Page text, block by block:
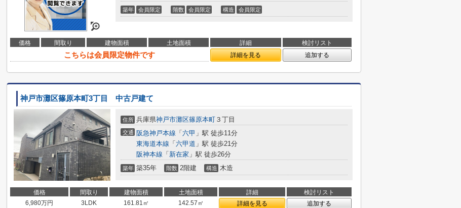
築年 会員限定 階数 会員限定 構造 会員限定
価格 間取り 建物面積 土地面積 詳細 検討リスト
こちらは会員限定物件です 詳細を見る 追加する
神戸市灘区篠原本町3丁目 中古戸建て
住所 兵庫県神戸市灘区篠原本町 ３丁目
交通 阪急神戸本線 「 六甲 」駅 徒歩11分
東海道本線 「 六甲道 」駅 徒歩21分
阪神本線 「 新在家 」駅 徒歩26分
築年 築35年 階数 2階建 構造 木造
価格 間取り 建物面積 土地面積 詳細
検討リスト
6,980万円 3LDK 161.81㎡ 142.57㎡ 詳細を見る 追加する